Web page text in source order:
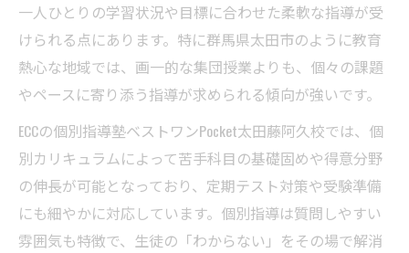
子どもに合う塾を太田市で探す方法とは
塾選びで大切な学習スタイルの見極め方
子どもに合う塾の特徴と太田市での探し方
塾の体験授業を活用した選び方のポイント
個別指導塾で子どものやる気を育てる方法
太田市で人気の塾を比較する際の注意点
塾選びで重視すべき群馬県太田市の特徴
塾選びに欠かせない太田市の通いやすさ
一人ひとりの学習状況や目標に合わせた柔軟な指導が受
けられる点にあります。特に群馬県太田市のように教育
熱心な地域では、画一的な集団授業よりも、個々の課題
やペースに寄り添う指導が求められる傾向が強いです。
ECCの個別指導塾ベストワンPocket太田藤阿久校では、個
別カリキュラムによって苦手科目の基礎固めや得意分野
の伸長が可能となっており、定期テスト対策や受験準備
にも細やかに対応しています。個別指導は質問しやすい
雰囲気も特徴で、生徒の「わからない」をその場で解消